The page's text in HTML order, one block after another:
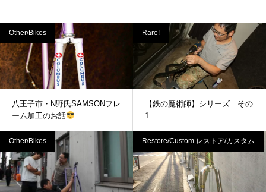
Other/Bikes
八王子市・N野氏SAMSONフレ
ーム加工のお話
Rare!
【鉄の魔術師】シリーズ その
1
Other/Bikes Restore/Custom レストア/カスタム